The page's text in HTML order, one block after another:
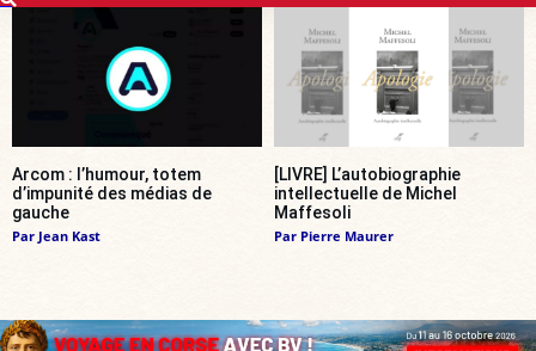
Arcom : l’humour, totem
d’impunité des médias de
gauche
Par Jean Kast
[LIVRE] L’autobiographie
intellectuelle de Michel
Maffesoli
Par Pierre Maurer